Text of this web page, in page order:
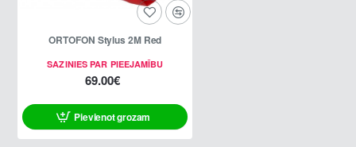
SAZINIES PAR PIEEJAMĪBU
ORTOFON Stylus 2M Red
69.00€
Pievienot grozam